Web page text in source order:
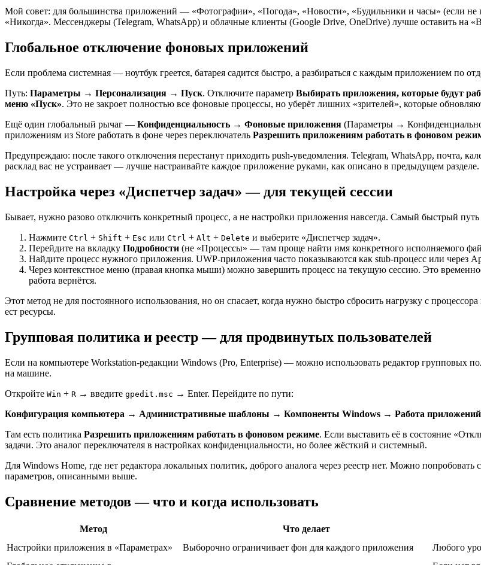
Мой совет: для большинства приложений — «Фотографии», «Погода», «Новости», «Будильники и часы» (если
«Никогда». Мессенджеры (Telegram, WhatsApp) и облачные клиенты (Google Drive, OneDrive) лучше оставить на
Глобальное отключение фоновых приложений
Если проблема системная — ноутбук греется, батарея садится быстро, а разбираться с каждым приложением по
Путь: Параметры → Персонализация → Пуск. Отключите параметр Выбирать приложения, которые будут
меню «Пуск». Это не закроет полностью все фоновые процессы, но уберёт лишних «зрителей», которые
Ещё один глобальный рычаг — Конфиденциальность → Фоновые приложения (Параметры →
приложениям из Store работать в фоне через переключатель Разрешить приложениям работать в фоновом
Предупреждаю: после такого отключения перестанут приходить push-уведомления. Telegram, WhatsApp, почта,
расклад вас не устраивает — лучше настраивайте каждое приложение руками, как описано в предыдущем разделе.
Настройка через «Диспетчер задач» — для текущей сессии
Бывает, нужно разово отключить конкретный процесс, а не настройки приложения навсегда. Самый быстрый
Нажмите Ctrl + Shift + Esc или Ctrl + Alt + Delete и выберите «Диспетчер задач».
Перейдите на вкладку Подробности (не «Процессы» — там проще найти имя конкретного исполняемого
Найдите процесс нужного приложения. UWP-приложения часто показываются как stub-процесс или через
Через контекстное меню (правая кнопка мыши) можно завершить процесс на текущую сессию. Это
работа вернётся.
Этот метод не для постоянного использования, но он спасает, когда нужно быстро сбросить нагрузку с
ест ресурсы.
Групповая политика и реестр — для продвинутых пользователей
Если на компьютере Workstation-редакции Windows (Pro, Enterprise) — можно использовать редактор групповых
на машине.
Откройте Win + R → введите gpedit.msc → Enter. Перейдите по пути:
Конфигурация компьютера → Административные шаблоны → Компоненты Windows → Работа
Там есть политика Разрешить приложениям работать в фоновом режиме. Если выставить её в состояние
задачи. Это аналог переключателя в настройках конфиденциальности, но более жёсткий и системный.
Для Windows Home, где нет редактора локальных политик, доброго аналога через реестр нет. Можно
параметров, описанными выше.
Сравнение методов — что и когда использовать
Метод Что делает
Настройки приложения в «Параметрах»
Выборочно ограничивает фон для каждого приложения Любого